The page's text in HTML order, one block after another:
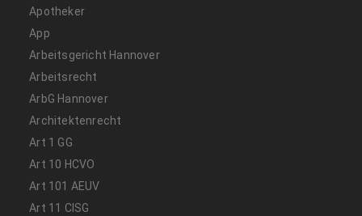
Apotheker
App
Arbeitsgericht Hannover
Arbeitsrecht
ArbG Hannover
Architektenrecht
Art 1 GG
Art 10 HCVO
Art 101 AEUV
Art 11 CISG